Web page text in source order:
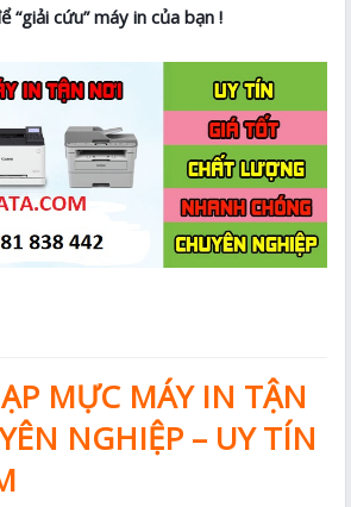
“giải cứu” máy in của bạn !
MỰC MÁY IN TẬN
NGHIỆP – UY TÍN